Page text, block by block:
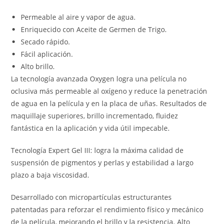
Permeable al aire y vapor de agua.
Enriquecido con Aceite de Germen de Trigo.
Secado rápido.
Fácil aplicación.
Alto brillo.
La tecnología avanzada Oxygen logra una película no
oclusiva más permeable al oxígeno y reduce la penetración
de agua en la película y en la placa de uñas. Resultados de
maquillaje superiores, brillo incrementado, fluidez
fantástica en la aplicación y vida útil impecable.
Tecnología Expert Gel III: logra la máxima calidad de
suspensión de pigmentos y perlas y estabilidad a largo
plazo a baja viscosidad.
Desarrollado con micropartículas estructurantes
patentadas para reforzar el rendimiento físico y mecánico
de la película, mejorando el brillo y la resistencia. Alto